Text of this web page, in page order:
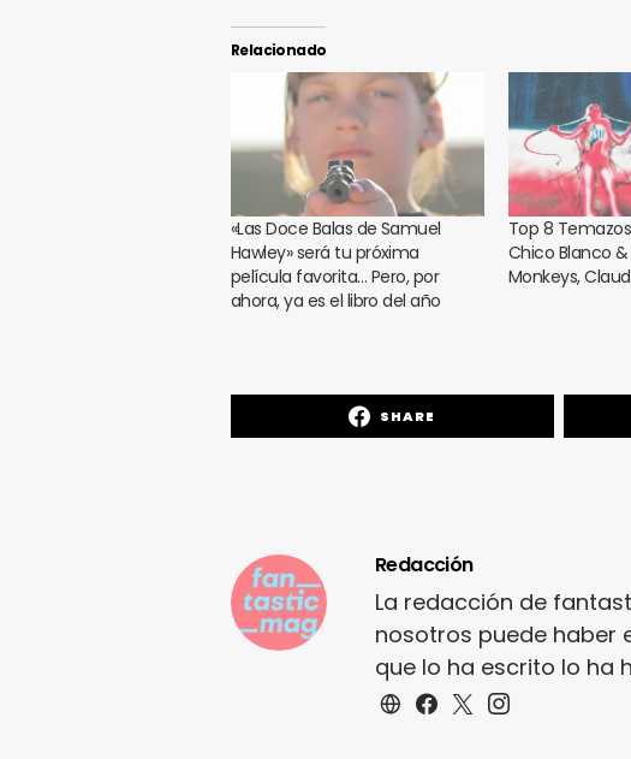
Relacionado
«Las Doce Balas de Samuel
Hawley» será tu próxima
película favorita… Pero, por
ahora, ya es el libro del año
Top 8
Chico Blanco
Monkeys,
SHARE
Redacción
La redacción de
nosotros puede haber
que lo ha escrito lo ha